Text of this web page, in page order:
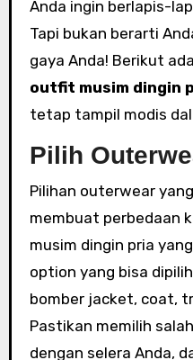
Anda ingin berlapis-
Tapi bukan berarti
gaya Anda! Berikut
outfit musim dingin
tetap tampil modis
Pilih
Pilihan outerwear
membuat perbedaan
musim dingin pria
option yang bisa
bomber jacket, coat,
Pastikan memilih
dengan selera Anda,